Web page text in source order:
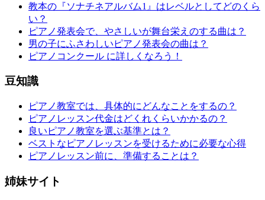
教本の『ソナチネアルバム1』はレベルとしてどのくら
い？
ピアノ発表会で、やさしいが舞台栄えのする曲は？
男の子にふさわしいピアノ発表会の曲は？
ピアノコンクール に詳しくなろう！
豆知識
ピアノ教室では、具体的にどんなことをするの？
ピアノレッスン代金はどくれくらいかかるの？
良いピアノ教室を選ぶ基準とは？
ベストなピアノレッスンを受けるために必要な心得
ピアノレッスン前に、準備することは？
姉妹サイト